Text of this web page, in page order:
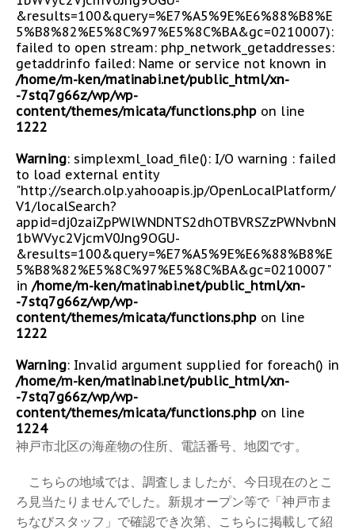
&results=100&query=%E7%A5%9E%E6%88%B8%E
5%B8%82%E5%8C%97%E5%8C%BA&gc=0210007):
failed to open stream: php_network_getaddresses:
getaddrinfo failed: Name or service not known in
/home/m-ken/matinabi.net/public_html/xn-
-7stq7g66z/wp/wp-
content/themes/micata/functions.php on line
1222
Warning: simplexml_load_file(): I/O warning : failed
to load external entity
"http://search.olp.yahooapis.jp/OpenLocalPlatform/
V1/localSearch?
appid=dj0zaiZpPWlWNDNTS2dhOTBVRSZzPWNvbnN
1bWVyc2VjcmV0Jng9OGU-
&results=100&query=%E7%A5%9E%E6%88%B8%E
5%B8%82%E5%8C%97%E5%8C%BA&gc=0210007"
in /home/m-ken/matinabi.net/public_html/xn-
-7stq7g66z/wp/wp-
content/themes/micata/functions.php on line
1222
Warning: Invalid argument supplied for foreach() in
/home/m-ken/matinabi.net/public_html/xn-
-7stq7g66z/wp/wp-
content/themes/micata/functions.php on line
1224
神戸市北区の海産物の住所、電話番号、地図です。
こちらの地域では、調査しましたが、今日現在のとこ
ろ見当たりませんでした。新規オープン等で「神戸市ま
ちなびスタッフ」で確認でき次第、こちらに掲載して紹